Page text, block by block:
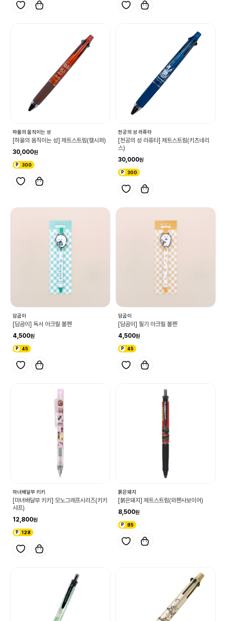
하울의 움직이는 성
[하울의 움직이는 성] 제트스트림(캘시퍼)
30,000
300
천공의 성 라퓨타
[천공의 성 라퓨타] 제트스트림(키츠네리
스)
30,000
300
담곰이
[담곰이] 독서 아크릴 볼펜
4,500
45
담곰이
[담곰이] 필기 아크릴 볼펜
4,500
45
마녀배달부 키키
[마녀배달부 키키] 모노그래프시리즈(키키
샤프)
12,800
128
붉은돼지
[붉은돼지] 제트스트림(와펜사보이어)
8,500
85